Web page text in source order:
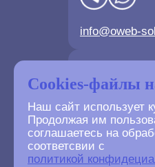
Cookies-файлы
Наш сайт использует
Продолжая им
соглашаетесь на
соответсвии с
политикой
info@oweb-
+7(4872) 702-
+7(499) 677-